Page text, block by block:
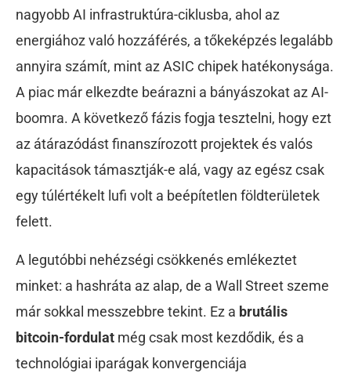
nagyobb AI infrastruktúra-ciklusba, ahol az
energiához való hozzáférés, a tőkeképzés legalább
annyira számít, mint az ASIC chipek hatékonysága.
A piac már elkezdte beárazni a bányászokat az AI-
boomra. A következő fázis fogja tesztelni, hogy ezt
az átárazódást finanszírozott projektek és valós
kapacitások támasztják-e alá, vagy az egész csak
egy túlértékelt lufi volt a beépítetlen földterületek
felett.
A legutóbbi nehézségi csökkenés emlékeztet
minket: a hashráta az alap, de a Wall Street szeme
már sokkal messzebbre tekint. Ez a brutális
bitcoin-fordulat még csak most kezdődik, és a
technológiai iparágak konvergenciája